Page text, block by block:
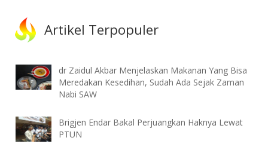
Artikel Terpopuler
dr Zaidul Akbar Menjelaskan Makanan Yang Bisa
Meredakan Kesedihan, Sudah Ada Sejak Zaman
Nabi SAW
Brigjen Endar Bakal Perjuangkan Haknya Lewat
PTUN